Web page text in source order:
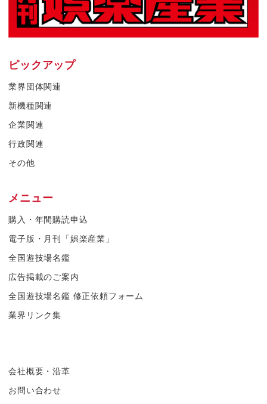
ピックアップ
業界団体関連
新機種関連
企業関連
行政関連
その他
メニュー
購入・年間購読申込
電子版・月刊「娯楽産業」
全国遊技場名鑑
広告掲載のご案内
全国遊技場名鑑 修正依頼フォーム
業界リンク集
会社概要・沿革
お問い合わせ